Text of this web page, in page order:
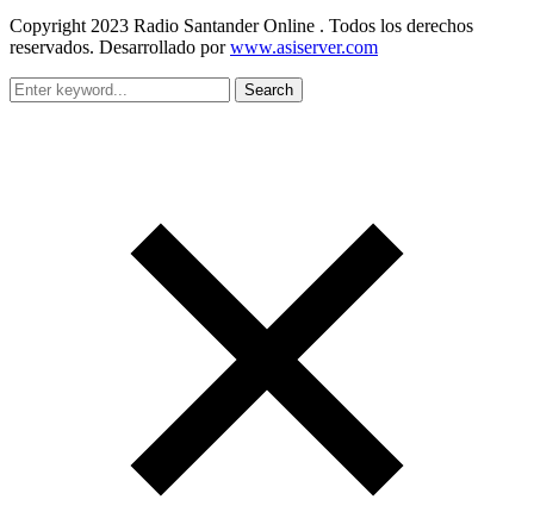
Copyright 2023 Radio Santander Online . Todos los derechos
reservados. Desarrollado porwww.asiserver.com
Search